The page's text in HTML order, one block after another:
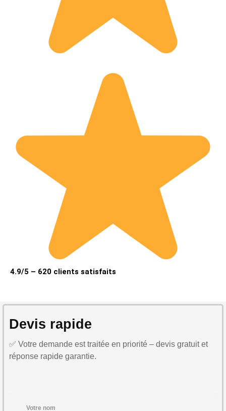
4.9/5 – 620 clients satisfaits
Devis rapide
✅ Votre demande est traitée en priorité – devis gratuit et
réponse rapide garantie.
Votre nom